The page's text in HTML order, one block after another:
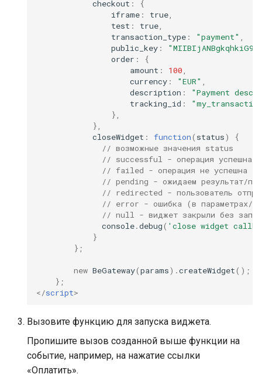
checkout :
{
iframe : true,
test : true,
transaction_type : "payment" ,
public_key :
order :
{
amount : 100,
currency : "EUR" ,
description :
"Payment
tracking_id :
},
},
closeWidget : function( status)
{
// возможные значения status
// successful - операция успешна
// failed - операция не успешна
// pending - ожидаем результат/
// redirected - пользователь
// error - ошибка (в параметрах/
// null - виджет закрыли без
console.debug( 'close widget
}
};
new BeGateway(params).createWidget();
};
</script>
Вызовите функцию для запуска виджета.
Пропишите вызов созданной выше функции на
событие, например, на нажатие ссылки
«Оплатить».